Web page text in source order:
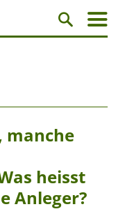
manche
heisst
Anleger?